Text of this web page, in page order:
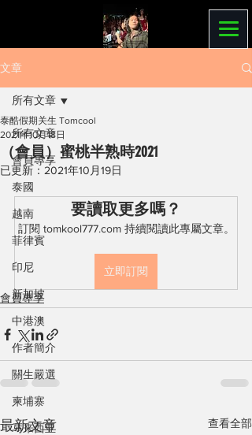
文章
所有文章
會員專享
泰國
越南
菲律賓
印尼
新加坡
中港澳
作者簡介
關生嚴選
柬埔寨
马来西亚
所有文章
（會員）蜜桃半熟時2021
泰酷假期关生 Tomcool
2021年10月18日
已更新： 2021年10月19日
要讀取更多嗎？
訂閱 tomkool777.com 持續閱讀此專屬文章。
立即訂閱
會員專享
最新文章 查看全部